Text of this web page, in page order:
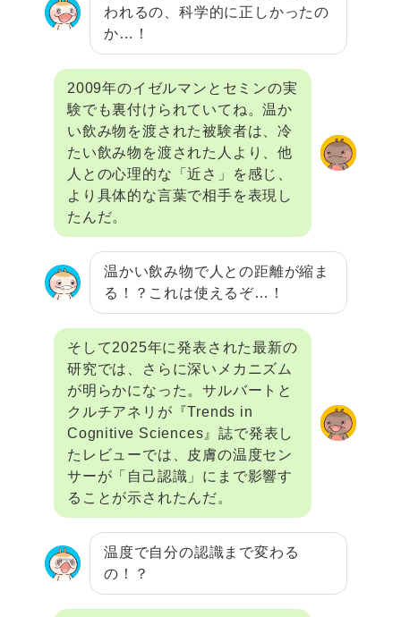
われるの、科学的に正しかったの
か…！
2009年のイゼルマンとセミンの実
験でも裏付けられていてね。温か
い飲み物を渡された被験者は、冷
たい飲み物を渡された人より、他
人との心理的な「近さ」を感じ、
より具体的な言葉で相手を表現し
たんだ。
温かい飲み物で人との距離が縮ま
る！？これは使えるぞ…！
そして2025年に発表された最新の
研究では、さらに深いメカニズム
が明らかになった。サルバートと
クルチアネリが『Trends in
Cognitive Sciences』誌で発表し
たレビューでは、皮膚の温度セン
サーが「自己認識」にまで影響す
ることが示されたんだ。
温度で自分の認識まで変わる
の！？